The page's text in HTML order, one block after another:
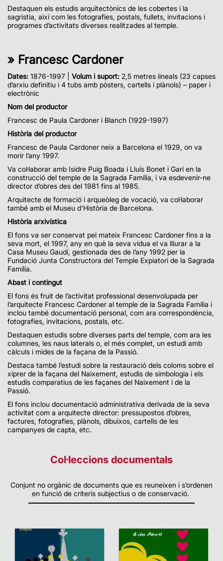
Destaquen els estudis arquitectònics de les cobertes i la
sagristia, així com les fotografies, postals, fullets, invitacions i
programes d’activitats diverses realitzades al temple.
» Francesc Cardoner
Dates: 1876-1997 | Volum i suport: 2,5 metres lineals (23 capses
d’arxiu definitiu i 4 tubs amb pòsters, cartells i plànols) – paper i
electrònic
Nom del productor
Francesc de Paula Cardoner i Blanch (1929-1997)
Història del productor
Francesc de Paula Cardoner neix a Barcelona el 1929, on va
morir l’any 1997.
Va col·laborar amb Isidre Puig Boada i Lluís Bonet i Garí en la
construcció del temple de la Sagrada Família, i va esdevenir-ne
director d’obres des del 1981 fins al 1985.
Arquitecte de formació i arqueòleg de vocació, va col·laborar
també amb el Museu d'Història de Barcelona.
Història arxivística
El fons va ser conservat pel mateix Francesc Cardoner fins a la
seva mort, el 1997, any en què la seva vídua el va lliurar a la
Casa Museu Gaudí, gestionada des de l’any 1992 per la
Fundació Junta Constructora del Temple Expiatori de la Sagrada
Família.
Abast i contingut
El fons és fruit de l’activitat professional desenvolupada per
l’arquitecte Francesc Cardoner al temple de la Sagrada Família i
inclou també documentació personal, com ara correspondència,
fotografies, invitacions, postals, etc.
Destaquen estudis sobre diverses parts del temple, com ara les
columnes, les naus laterals o, el més complet, un estudi amb
càlculs i mides de la façana de la Passió.
Destaca també l’estudi sobre la restauració dels coloms sobre el
xiprer de la façana del Naixement, estudis de simbologia i els
estudis comparatius de les façanes del Naixement i de la
Passió.
El fons inclou documentació administrativa derivada de la seva
activitat com a arquitecte director: pressupostos d’obres,
factures, fotografies, plànols, dibuixos, cartells de les
campanyes de capta, etc.
Col·leccions documentals
Conjunt no orgànic de documents que es reuneixen i s’ordenen
en funció de criteris subjectius o de conservació.